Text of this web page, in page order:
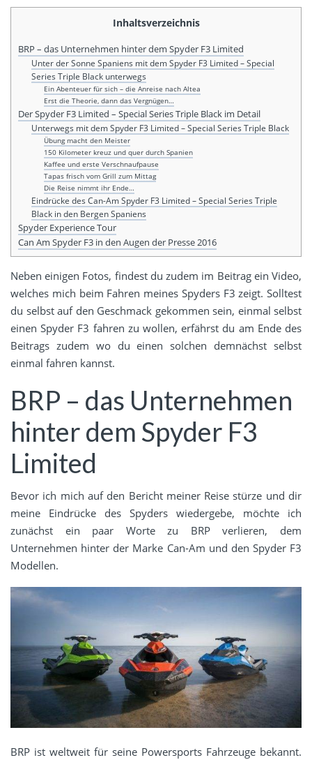
Inhaltsverzeichnis
BRP – das Unternehmen hinter dem Spyder F3 Limited
Unter der Sonne Spaniens mit dem Spyder F3 Limited – Special
Series Triple Black unterwegs
Ein Abenteuer für sich – die Anreise nach Altea
Erst die Theorie, dann das Vergnügen…
Der Spyder F3 Limited – Special Series Triple Black im Detail
Unterwegs mit dem Spyder F3 Limited – Special Series Triple Black
Übung macht den Meister
150 Kilometer kreuz und quer durch Spanien
Kaffee und erste Verschnaufpause
Tapas frisch vom Grill zum Mittag
Die Reise nimmt ihr Ende…
Eindrücke des Can-Am Spyder F3 Limited – Special Series Triple
Black in den Bergen Spaniens
Spyder Experience Tour
Can Am Spyder F3 in den Augen der Presse 2016
Neben einigen Fotos, findest du zudem im Beitrag ein Video,
welches mich beim Fahren meines Spyders F3 zeigt. Solltest
du selbst auf den Geschmack gekommen sein, einmal selbst
einen Spyder F3 fahren zu wollen, erfährst du am Ende des
Beitrags zudem wo du einen solchen demnächst selbst
einmal fahren kannst.
BRP – das Unternehmen
hinter dem Spyder F3
Limited
Bevor ich mich auf den Bericht meiner Reise stürze und dir
meine Eindrücke des Spyders wiedergebe, möchte ich
zunächst ein paar Worte zu BRP verlieren, dem
Unternehmen hinter der Marke Can-Am und den Spyder F3
Modellen.
BRP ist weltweit für seine Powersports Fahrzeuge bekannt.